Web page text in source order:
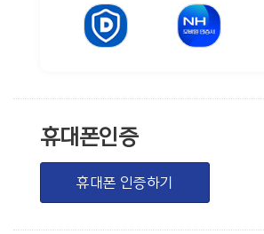
휴대폰인증
휴대폰 인증하기